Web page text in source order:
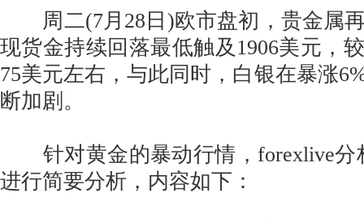
周二(7月28日)欧市盘初，贵金属
现货金持续回落最低触及1906美元，
75美元左右，与此同时，白银在暴涨
断加剧。
针对黄金的暴动行情，forexlive分
进行简要分析，内容如下：